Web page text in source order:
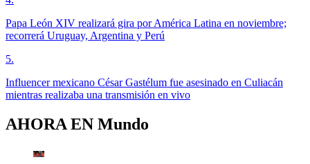
Papa León XIV realizará gira por América Latina en noviembre;
recorrerá Uruguay, Argentina y Perú
5.
Influencer mexicano César Gastélum fue asesinado en Culiacán
mientras realizaba una transmisión en vivo
AHORA EN Mundo